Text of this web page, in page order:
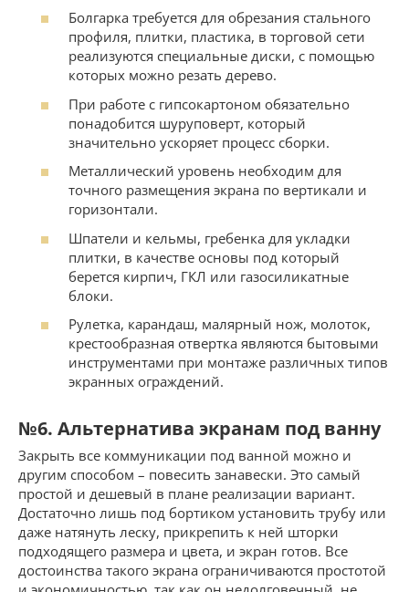
Болгарка требуется для обрезания стального
профиля, плитки, пластика, в торговой сети
реализуются специальные диски, с помощью
которых можно резать дерево.
При работе с гипсокартоном обязательно
понадобится шуруповерт, который
значительно ускоряет процесс сборки.
Металлический уровень необходим для
точного размещения экрана по вертикали и
горизонтали.
Шпатели и кельмы, гребенка для укладки
плитки, в качестве основы под который
берется кирпич, ГКЛ или газосиликатные
блоки.
Рулетка, карандаш, малярный нож, молоток,
крестообразная отвертка являются бытовыми
инструментами при монтаже различных типов
экранных ограждений.
№6. Альтернатива экранам под ванну
Закрыть все коммуникации под ванной можно и
другим способом – повесить занавески. Это самый
простой и дешевый в плане реализации вариант.
Достаточно лишь под бортиком установить трубу или
даже натянуть леску, прикрепить к ней шторки
подходящего размера и цвета, и экран готов. Все
достоинства такого экрана ограничиваются простотой